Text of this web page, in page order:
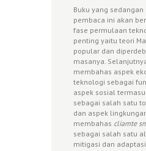
Buku yang sedangan
pembaca ini akan
fase permulaan
penting yaitu teori
popular dan
masanya.
membahas aspek
teknologi sebagai
aspek sosial
sebagai salah satu
dan aspek
membahas cliamte
sebagai salah satu
mitigasi dan